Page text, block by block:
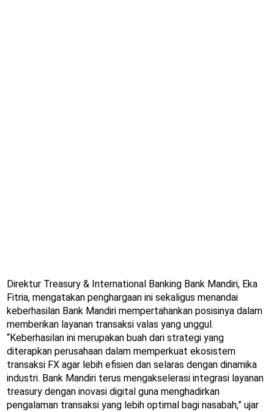
Direktur Treasury & International Banking Bank Mandiri, Eka
Fitria, mengatakan penghargaan ini sekaligus menandai
keberhasilan Bank Mandiri mempertahankan posisinya dalam
memberikan layanan transaksi valas yang unggul.
“Keberhasilan ini merupakan buah dari strategi yang
diterapkan perusahaan dalam memperkuat ekosistem
transaksi FX agar lebih efisien dan selaras dengan dinamika
industri. Bank Mandiri terus mengakselerasi integrasi layanan
treasury dengan inovasi digital guna menghadirkan
pengalaman transaksi yang lebih optimal bagi nasabah,” ujar